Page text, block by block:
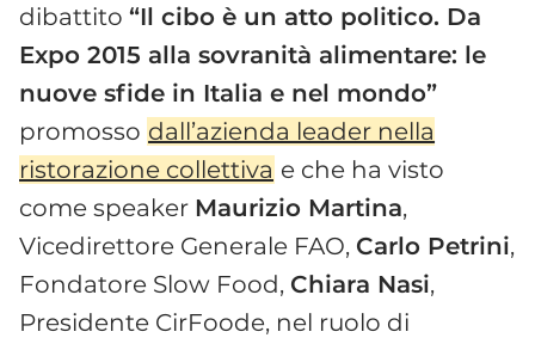
dibattito “Il cibo è un atto politico. Da
Expo 2015 alla sovranità alimentare: le
nuove sfide in Italia e nel mondo”
promosso dall’azienda leader nella
ristorazione collettiva e che ha visto
come speaker Maurizio Martina,
Vicedirettore Generale FAO, Carlo Petrini,
Fondatore Slow Food, Chiara Nasi,
Presidente CirFoode, nel ruolo di